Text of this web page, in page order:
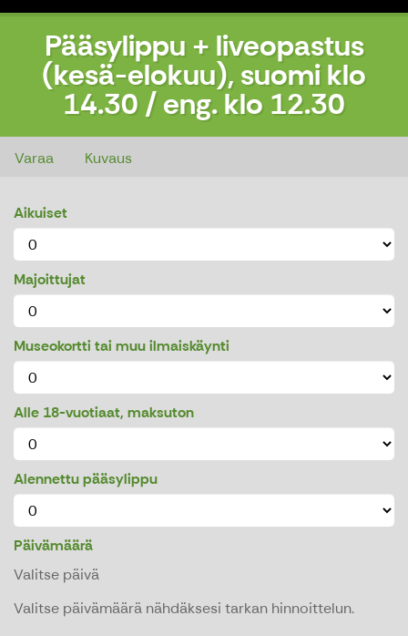
Pääsylippu + liveopastus
(kesä-elokuu), suomi klo
14.30 / eng. klo 12.30
Varaa Kuvaus
Aikuiset
Majoittujat
Museokortti tai muu ilmaiskäynti
Alle 18-vuotiaat, maksuton
Alennettu pääsylippu
Päivämäärä
Valitse päivä
Valitse päivämäärä nähdäksesi tarkan hinnoittelun.